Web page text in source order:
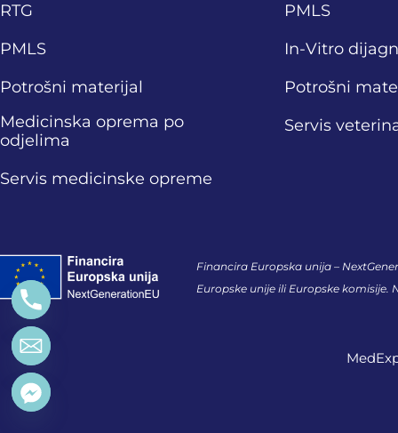
RTG
PMLS
Potrošni materijal
Medicinska oprema po
odjelima
Servis medicinske opreme
PMLS
In-Vitro
Potrošni
Servis
Financira Europska unija –
Europske unije ili Europske